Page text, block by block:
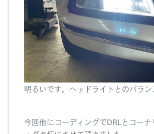
明るいです。ヘッドライトとのバラン
今回他にコーディングでDRLとコーナ